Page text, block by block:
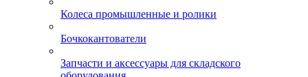
Колеса промышленные и ролики
Бочкокантователи
Запчасти и аксессуары для складского